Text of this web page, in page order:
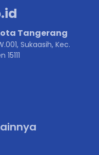
Tangerang
Sukaasih, Kec.